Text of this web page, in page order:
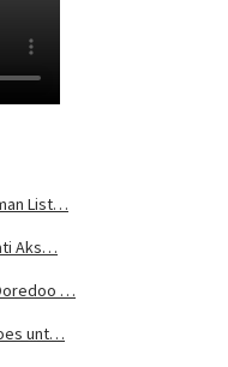
List…
Aks…
…
unt…